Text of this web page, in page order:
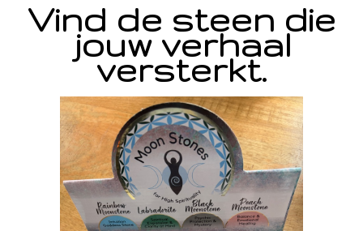
Vind de steen die
jouw verhaal
versterkt.